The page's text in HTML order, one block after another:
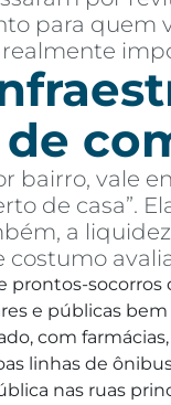
para quem
bairro, vale
de casa”.
a
prontos-socorros
e públicas bem
com
linhas de
nas ruas